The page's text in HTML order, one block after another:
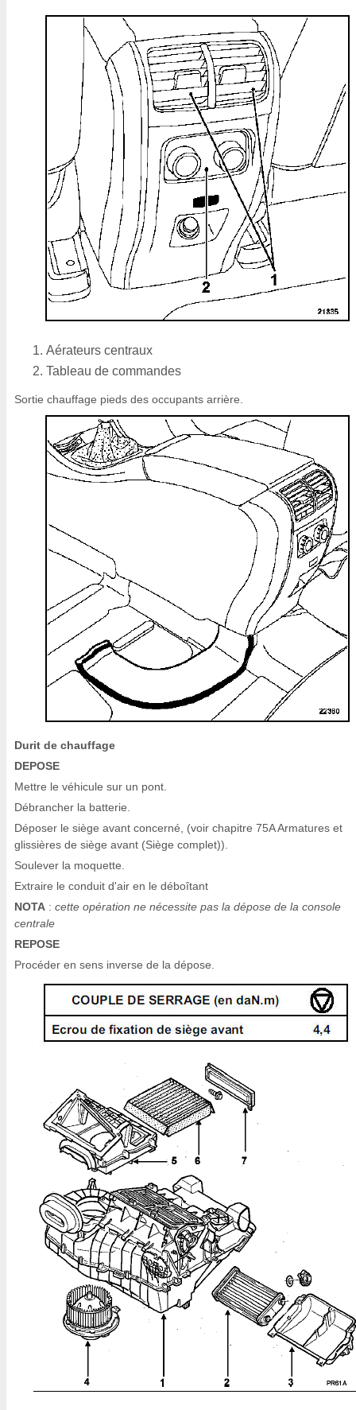
Aérateurs centraux
Tableau de commandes
Sortie chauffage pieds des occupants arrière.
Durit de chauffage
DEPOSE
Mettre le véhicule sur un pont.
Débrancher la batterie.
Déposer le siège avant concerné, (voir chapitre 75A Armatures et
glissières de siège avant (Siège complet)).
Soulever la moquette.
Extraire le conduit d'air en le déboîtant
NOTA : cette opération ne nécessite pas la dépose de la console
centrale
REPOSE
Procéder en sens inverse de la dépose.